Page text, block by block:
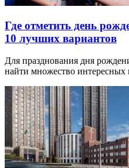
Где отметить день
10 лучших вариантов
Для празднования дня
найти множество